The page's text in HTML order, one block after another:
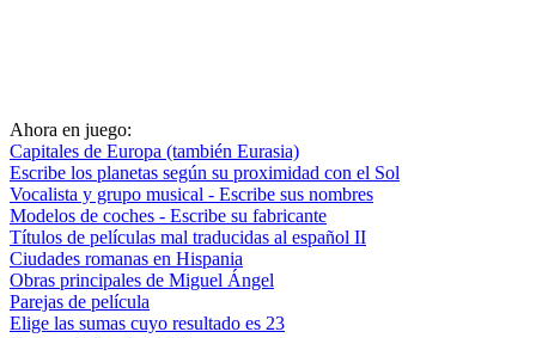
Ahora en juego:
Capitales de Europa (también Eurasia)
Escribe los planetas según su proximidad con el Sol
Vocalista y grupo musical - Escribe sus nombres
Modelos de coches - Escribe su fabricante
Títulos de películas mal traducidas al español II
Ciudades romanas en Hispania
Obras principales de Miguel Ángel
Parejas de película
Elige las sumas cuyo resultado es 23